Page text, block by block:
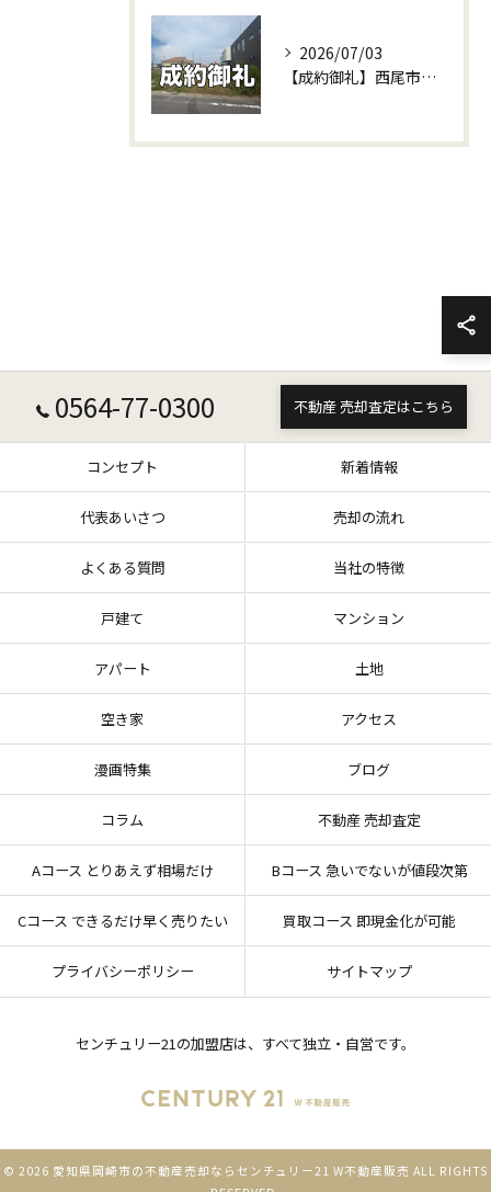
2026/07/03
【成約御礼】西尾市富山の土地をご成約いただきました！相続不動産の賢い活用法と建て替えのリアルな事例をご紹介✨
0564-77-0300 不動産 売却査定はこちら
コンセプト 新着情報
代表あいさつ 売却の流れ
よくある質問 当社の特徴
戸建て マンション
アパート 土地
空き家 アクセス
漫画特集 ブログ
コラム 不動産 売却査定
Aコース とりあえず相場だけ Bコース 急いでないが値段次第
Cコース できるだけ早く売りたい 買取コース 即現金化が可能
プライバシーポリシー サイトマップ
センチュリー21の加盟店は、すべて独立・自営です。
© 2026 愛知県岡崎市の不動産売却ならセンチュリー21 W不動産販売 ALL RIGHTS